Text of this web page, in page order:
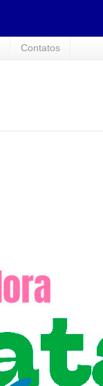
Contatos